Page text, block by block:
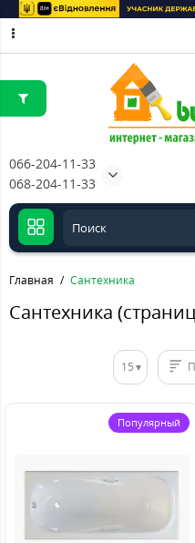
066-204-11-33
068-204-11-33
Главная Сантехника
Сантехника
15
Популярный